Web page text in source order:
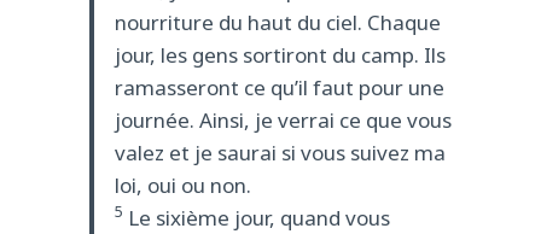
nourriture du haut du ciel. Chaque
jour, les gens sortiront du camp. Ils
ramasseront ce qu’il faut pour une
journée. Ainsi, je verrai ce que vous
valez et je saurai si vous suivez ma
loi, oui ou non.
5 Le sixième jour, quand vous